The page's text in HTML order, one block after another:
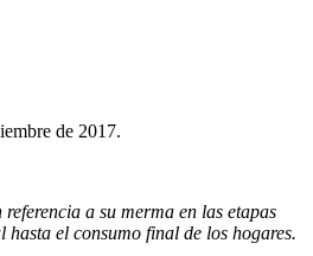
de 2017.
a su merma en las etapas
el consumo final de los hogares.